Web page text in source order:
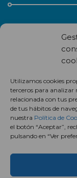
Utilizamos cookies
terceros para analizar
relacionada con tus
de tus hábitos de
nuestra Política de
el botón “Aceptar”,
pulsando en “Ver